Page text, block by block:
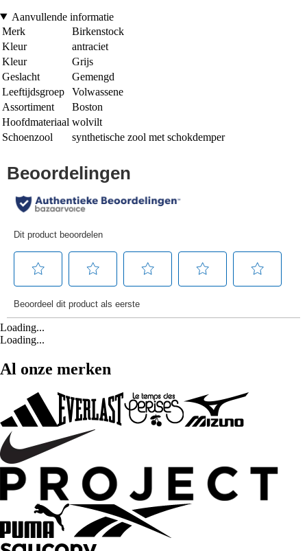
Aanvullende informatie
Merk
Birkenstock
Kleur
antraciet
Kleur
Grijs
Geslacht
Gemengd
Leeftijdsgroep
Volwassene
Assortiment
Boston
Hoofdmateriaal wolvilt
Schoenzool
synthetische zool met schokdemper
Loading...
Loading...
Al onze merken